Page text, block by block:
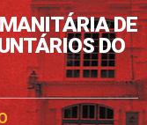
DE
DO